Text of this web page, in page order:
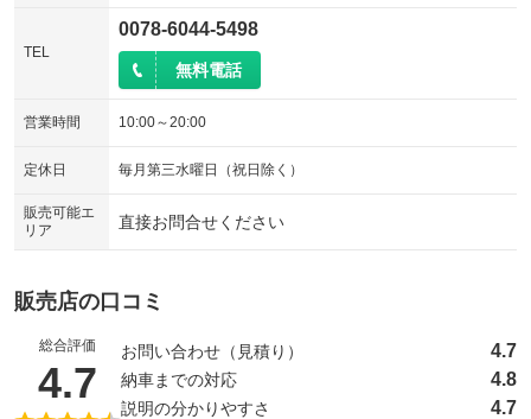
TEL
0078-6044-5498
無料電話
営業時間 10:00～20:00
定休日 毎月第三水曜日（祝日除く）
販売可能エ
リア
直接お問合せください
販売店の口コミ
総合評価
4.7 （5点満点中）
お問い合わせ（見積り） 4.7
納車までの対応 4.8
説明の分かりやすさ 4.7